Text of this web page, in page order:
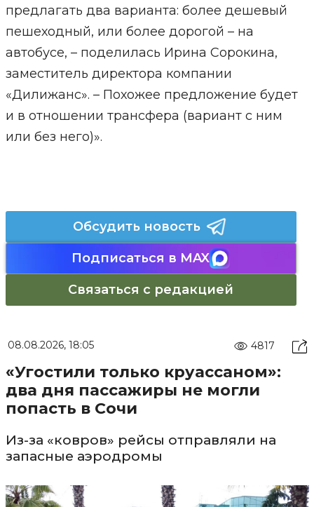
предлагать два варианта: более дешевый
пешеходный, или более дорогой – на
автобусе, – поделилась Ирина Сорокина,
заместитель директора компании
«Дилижанс». – Похожее предложение будет
и в отношении трансфера (вариант с ним
или без него)».
Обсудить новость
Подписаться в MAX
Связаться с редакцией
08.08.2026, 18:05 4817
«Угостили только круассаном»:
два дня пассажиры не могли
попасть в Сочи
Из-за «ковров» рейсы отправляли на
запасные аэродромы